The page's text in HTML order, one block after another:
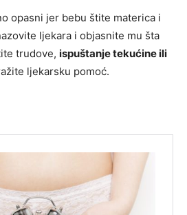
opasni jer bebu štite materica i
ljekara i objasnite mu šta
trudove, ispuštanje tekućine ili
ljekarsku pomoć.